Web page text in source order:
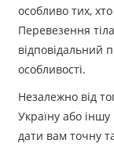
особливо тих,
Перевезення
відповідальний
особливості.
Незалежно від
Україну або
дати вам точну